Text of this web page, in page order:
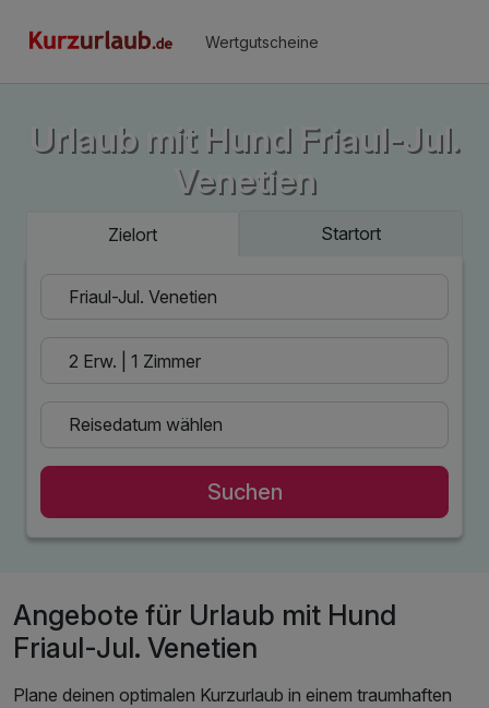
Wertgutscheine
Urlaub mit Hund Friaul-Jul.
Venetien
Zielort Startort
Suchen
Angebote für Urlaub mit Hund
Friaul-Jul. Venetien
Plane deinen optimalen Kurzurlaub in einem traumhaften